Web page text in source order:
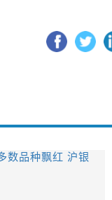
数品种飘红 沪银